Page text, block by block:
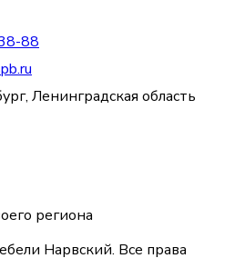
88
Ленинградская область
региона
Нарвский. Все права